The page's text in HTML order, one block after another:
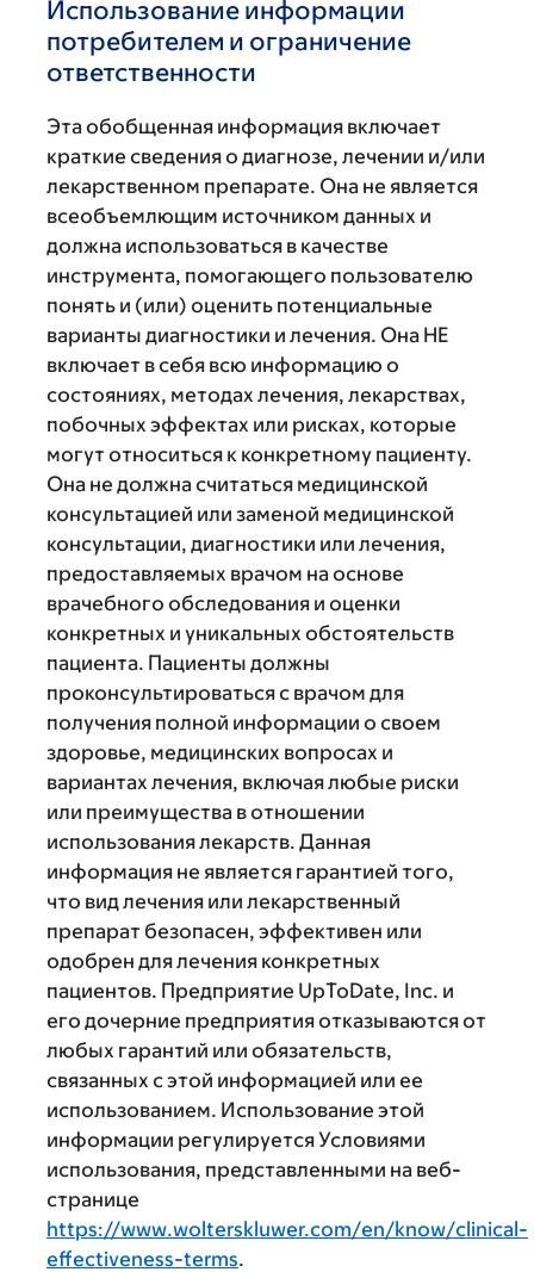
Использование информации
потребителем и ограничение
ответственности
Эта обобщенная информация включает
краткие сведения о диагнозе, лечении и/или
лекарственном препарате. Она не является
всеобъемлющим источником данных и
должна использоваться в качестве
инструмента, помогающего пользователю
понять и (или) оценить потенциальные
варианты диагностики и лечения. Она НЕ
включает в себя всю информацию о
состояниях, методах лечения, лекарствах,
побочных эффектах или рисках, которые
могут относиться к конкретному пациенту.
Она не должна считаться медицинской
консультацией или заменой медицинской
консультации, диагностики или лечения,
предоставляемых врачом на основе
врачебного обследования и оценки
конкретных и уникальных обстоятельств
пациента. Пациенты должны
проконсультироваться с врачом для
получения полной информации о своем
здоровье, медицинских вопросах и
вариантах лечения, включая любые риски
или преимущества в отношении
использования лекарств. Данная
информация не является гарантией того,
что вид лечения или лекарственный
препарат безопасен, эффективен или
одобрен для лечения конкретных
пациентов. Предприятие UpToDate, Inc. и
его дочерние предприятия отказываются от
любых гарантий или обязательств,
связанных с этой информацией или ее
использованием. Использование этой
информации регулируется Условиями
использования, представленными на веб-
странице
https://www.wolterskluwer.com/en/know/clinical-
effectiveness-terms.